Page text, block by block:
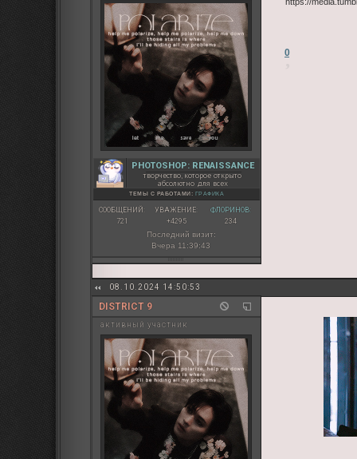
PHOTOSHOP: RENAISSANCE
творчество, которое открыто
абсолютно для всех
ТЕМЫ С РАБОТАМИ: ГРАФИКА
СООБЩЕНИЙ:
721
УВАЖЕНИЕ:
+4295
ФЛОРИНОВ:
234
Последний визит:
Вчера 11:39:43
0
08.10.2024 14:50:53
DISTRICT 9
активный участник